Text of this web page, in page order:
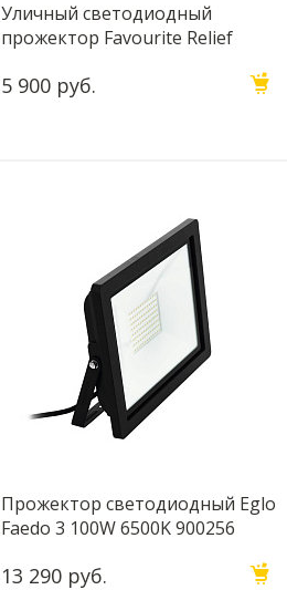
Уличный светодиодный
прожектор Favourite Relief
5 900 руб.
Прожектор светодиодный Eglo
Faedo 3 100W 6500K 900256
13 290 руб.